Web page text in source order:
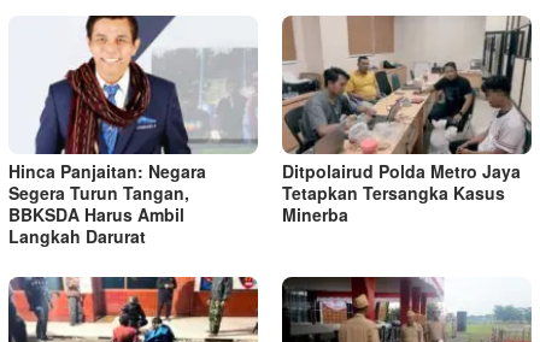
Hinca Panjaitan: Negara
Segera Turun Tangan,
BBKSDA Harus Ambil
Langkah Darurat
Ditpolairud Polda Metro Jaya
Tetapkan Tersangka Kasus
Minerba